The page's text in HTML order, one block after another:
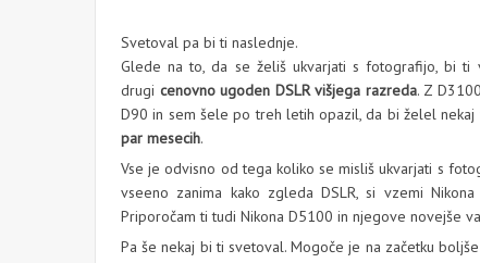
Svetoval pa bi ti naslednje.
Glede na to, da se želiš ukvarjati s fotografijo, bi
drugi cenovno ugoden DSLR višjega razreda. Z
D90 in sem šele po treh letih opazil, da bi želel
par mesecih.
Vse je odvisno od tega koliko se misliš ukvarjati s
vseeno zanima kako zgleda DSLR, si vzemi
Priporočam ti tudi Nikona D5100 in njegove novejše
Pa še nekaj bi ti svetoval. Mogoče je na začetku